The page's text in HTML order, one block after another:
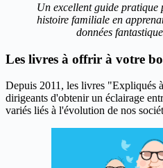
Un excellent guide pratique
histoire familiale en
données
Les livres à offrir à votre
Depuis 2011, les livres "Expliqués
dirigeants d'obtenir un éclairage
variés liés à l'évolution de nos